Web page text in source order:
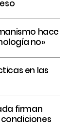
hace
no»
en las
firman